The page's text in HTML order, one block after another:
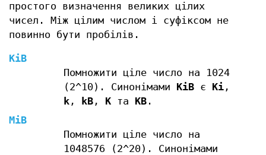
простого визначення великих цілих
чисел. Між цілим числом і суфіксом не
повинно бути пробілів.
KiB
Помножити ціле число на 1024
(2^10). Синонімами KiBє Ki,
k, kB, Kта KB.
MiB
Помножити ціле число на
1048576 (2^20). Синонімами